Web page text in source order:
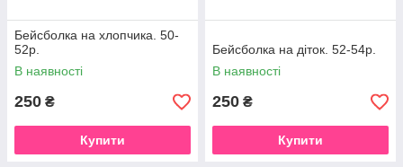
Бейсболка на хлопчика. 50-
52р.
В наявності
250 ₴
Купити
Бейсболка на діток. 52-54р.
В наявності
250 ₴
Купити